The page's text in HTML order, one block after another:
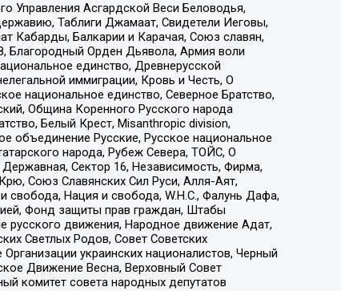
Управления Асгардской Веси Беловодья,
Таблиги Джамаат, Свидетели Иеговы,
Кабарды, Балкарии и Карачая, Союз славян,
Благородный Орден Дьявола, Армия воли
единство, Древнерусской
иммиграции, Кровь и Честь, О
национальное единство, Северное Братство,
Община Коренного Русского народа
Белый Крест, Misanthropic division,
объединение Русские, Русское национальное
народа, Рубеж Севера, ТОЙС, О
Сектор 16, Независимость, Фирма,
Союз Славянских Сил Руси, Алля-Аят,
свобода, Нация и свобода, W.H.С., Фалунь Дафа,
Фонд защиты прав граждан, Штабы
русского движения, Народное движение Адат,
Светлых Родов, Совет Советских
украинских националистов, Черный
Движение Весна, Верховный Совет
комитет совета народных депутатов